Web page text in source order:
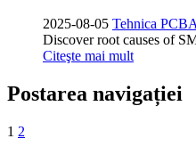
2025-08-05 Tehnica PCBA
Discover root causes of
Citeşte mai mult
Postarea navigației
1 2